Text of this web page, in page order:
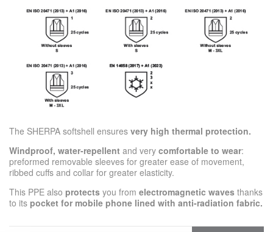
The SHERPA softshell ensures very high thermal protection.
Windproof, water-repellent and very comfortable to wear:
preformed removable sleeves for greater ease of movement,
ribbed cuffs and collar for greater elasticity.
This PPE also protects you from electromagnetic waves thanks
to its pocket for mobile phone lined with anti-radiation fabric.